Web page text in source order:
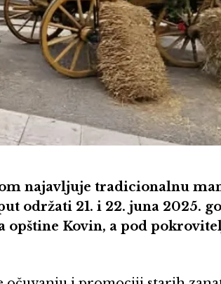
najavljuje tradicionalnu
održati 21. i 22. juna 2025.
Kovin, a pod